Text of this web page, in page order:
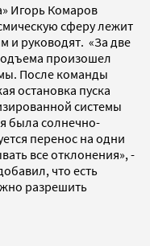
Игорь Комаров
сферу лежит
и руководят. «За две
произошел
После команды
остановка пуска
системы
была солнечно-
перенос на одни
все отклонения», -
что есть
разрешить